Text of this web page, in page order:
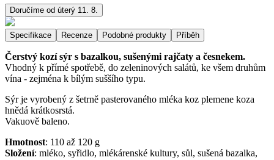
Doručíme od úterý 11. 8.
Specifikace Recenze Podobné produkty Příběh
Čerstvý kozí sýr s bazalkou, sušenými rajčaty a česnekem.
Vhodný k přímé spotřebě, do zeleninových salátů, ke všem druhům
vína - zejména k bílým suššího typu.
Sýr je vyrobený z šetrně pasterovaného mléka koz plemene koza
hnědá krátkosrstá.
Vakuově baleno.
Hmotnost: 110 až 120 g
Složení: mléko, syřidlo, mlékárenské kultury, sůl, sušená bazalka,